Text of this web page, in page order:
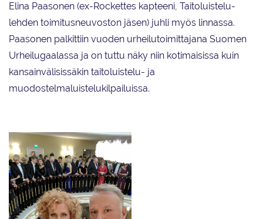
Elina Paasonen (ex-Rockettes kapteeni, Taitoluistelu-
lehden toimitusneuvoston jäsen) juhli myös linnassa.
Paasonen palkittiin vuoden urheilutoimittajana Suomen
Urheilugaalassa ja on tuttu näky niin kotimaisissa kuin
kansainvälisissäkin taitoluistelu- ja
muodostelmaluistelukilpailuissa.